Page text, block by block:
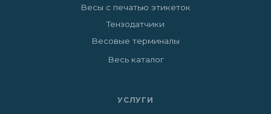
Весы с печатью этикеток
Тензодатчики
Весовые терминалы
Весь каталог
УСЛУГИ